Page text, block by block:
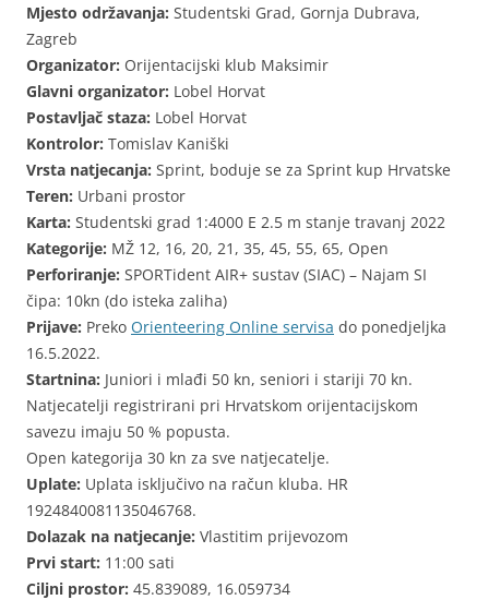
Mjesto održavanja: Studentski Grad, Gornja Dubrava,
Zagreb
Organizator: Orijentacijski klub Maksimir
Glavni organizator: Lobel Horvat
Postavljač staza: Lobel Horvat
Kontrolor: Tomislav Kaniški
Vrsta natjecanja: Sprint, boduje se za Sprint kup Hrvatske
Teren: Urbani prostor
Karta: Studentski grad 1:4000 E 2.5 m stanje travanj 2022
Kategorije: MŽ 12, 16, 20, 21, 35, 45, 55, 65, Open
Perforiranje: SPORTident AIR+ sustav (SIAC) – Najam SI
čipa: 10kn (do isteka zaliha)
Prijave: Preko Orienteering Online servisa do ponedjeljka
16.5.2022.
Startnina: Juniori i mlađi 50 kn, seniori i stariji 70 kn.
Natjecatelji registrirani pri Hrvatskom orijentacijskom
savezu imaju 50 % popusta.
Open kategorija 30 kn za sve natjecatelje.
Uplate: Uplata isključivo na račun kluba. HR
1924840081135046768.
Dolazak na natjecanje: Vlastitim prijevozom
Prvi start: 11:00 sati
Ciljni prostor: 45.839089, 16.059734